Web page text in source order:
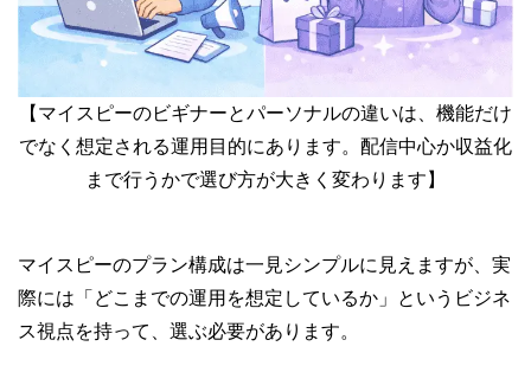
【マイスピーのビギナーとパーソナルの違いは、機能だけ
でなく想定される運用目的にあります。配信中心か収益化
まで行うかで選び方が大きく変わります】
マイスピーのプラン構成は一見シンプルに見えますが、実
際には「どこまでの運用を想定しているか」というビジネ
ス視点を持って、選ぶ必要があります。